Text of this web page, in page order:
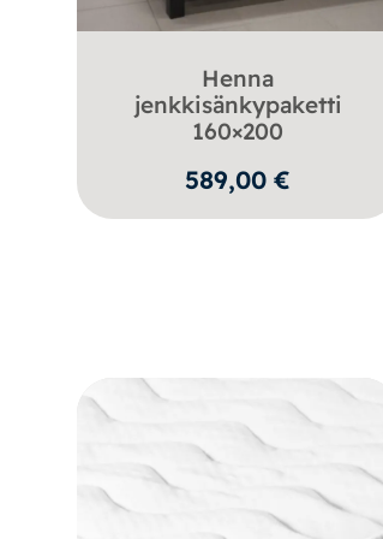
Henna
jenkkisänkypaketti
160×200
589,00€